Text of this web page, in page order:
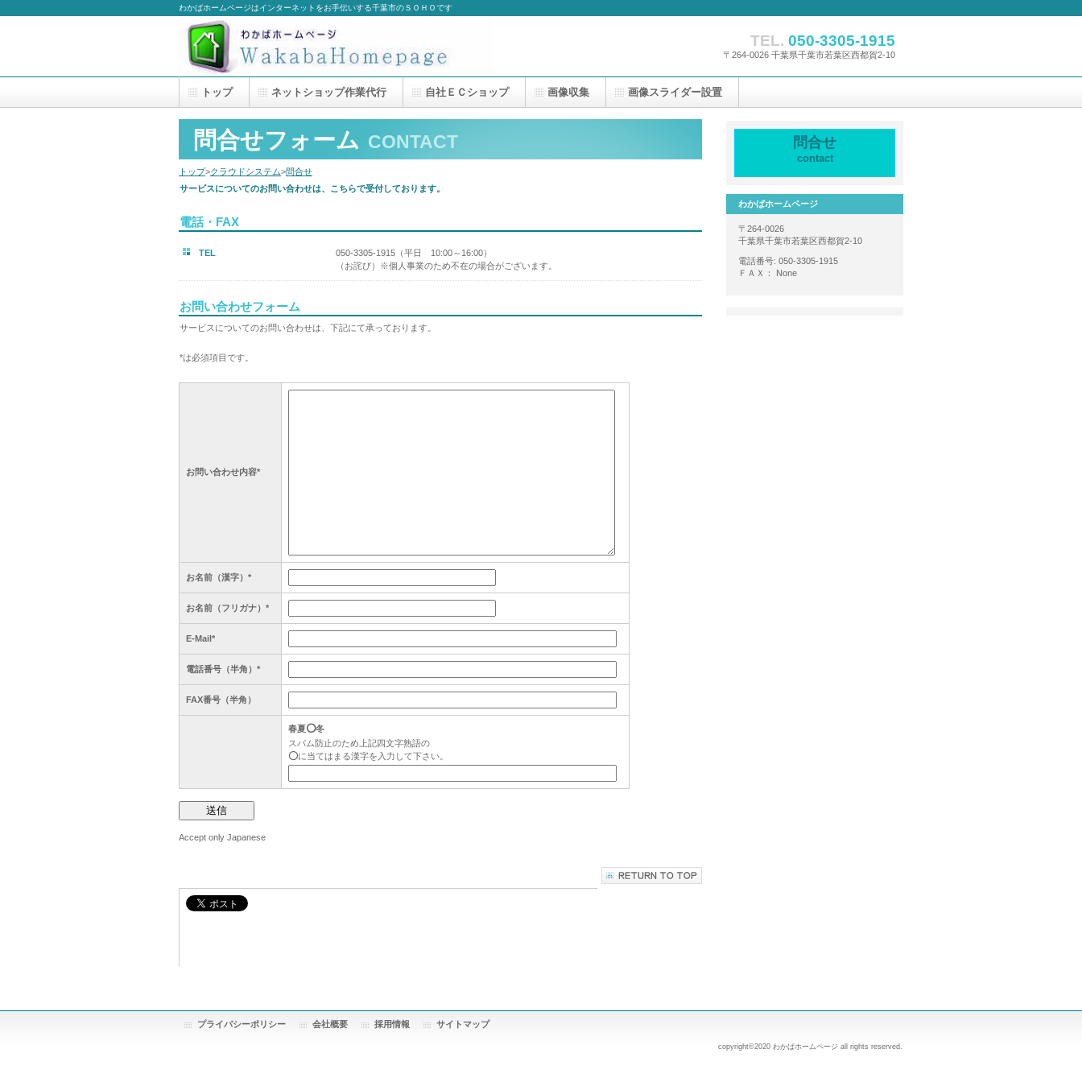
わかばホームページはインターネットをお手伝いする千葉市のＳＯＨＯです
TEL. 050-3305-1915
〒264-0026 千葉県千葉市若葉区西都賀2-10
問合せフォーム CONTACT
トップ>クラウドシステム>問合せ
サービスについてのお問い合わせは、こちらで受付しております。
電話・FAX
TEL
050-3305-1915（平日 10:00～16:00）
（お詫び）※個人事業のため不在の場合がございます。
お問い合わせフォーム
サービスについてのお問い合わせは、下記にて承っております。
*は必須項目です。
お問い合わせ内容*
お名前（漢字）*
お名前（フリガナ）*
E-Mail*
電話番号（半角）*
FAX番号（半角）
春夏⭕冬
スパム防止のため上記四文字熟語の
⭕に当てはまる漢字を入力して下さい。
Accept only Japanese
トップ ネットショップ作業代行 自社ＥＣショップ 画像収集 画像スライダー設置
問合せ
contact
わかばホームページ
〒264-0026
千葉県千葉市若葉区西都賀2-10
電話番号: 050-3305-1915
ＦＡＸ： None
copyright©2020 わかばホームページ all rights reserved.
プライバシーポリシー 会社概要 採用情報 サイトマップ